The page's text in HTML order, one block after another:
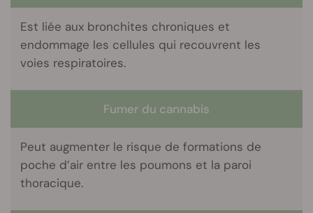
Est liée aux bronchites chroniques et
endommage les cellules qui recouvrent les
voies respiratoires.
Fumer du cannabis
Peut augmenter le risque de formations de
poche d’air entre les poumons et la paroi
thoracique.